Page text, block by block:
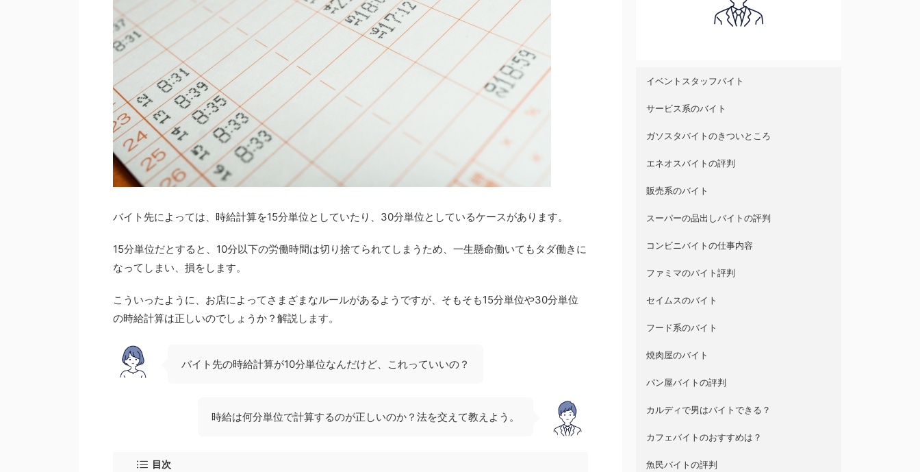
バイト先によっては、時給計算を15分単位としていたり、30分単位としているケースがあります。
15分単位だとすると、10分以下の労働時間は切り捨てられてしまうため、一生懸命働いてもタダ働きに
なってしまい、損をします。
こういったように、お店によってさまざまなルールがあるようですが、そもそも15分単位や30分単位
の時給計算は正しいのでしょうか？解説します。
バイト先の時給計算が10分単位なんだけど、これっていいの？
時給は何分単位で計算するのが正しいのか？法を交えて教えよう。
目次
イベントスタッフバイト
サービス系のバイト
ガソスタバイトのきついところ
エネオスバイトの評判
販売系のバイト
スーパーの品出しバイトの評判
コンビニバイトの仕事内容
ファミマのバイト評判
セイムスのバイト
フード系のバイト
焼肉屋のバイト
パン屋バイトの評判
カルディで男はバイトできる？
カフェバイトのおすすめは？
魚民バイトの評判